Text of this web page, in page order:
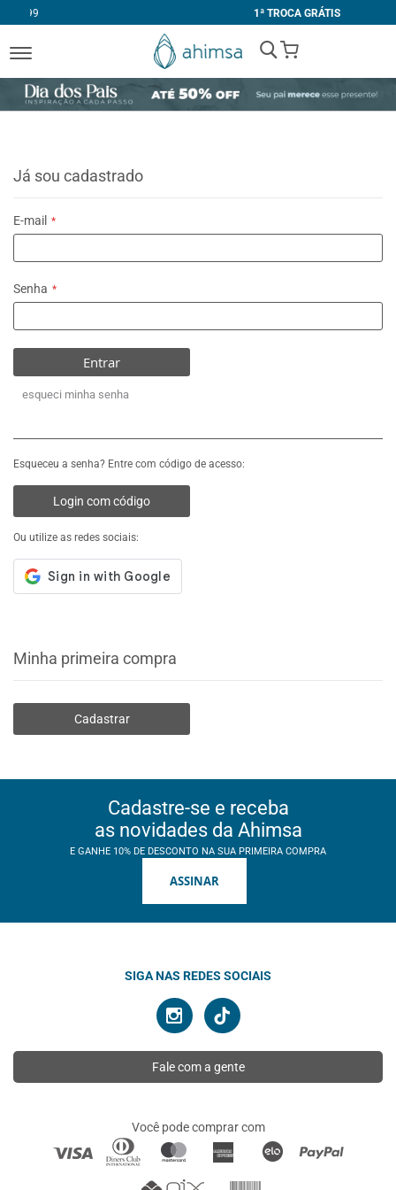
1ª TROCA GRÁTIS
My Cart
Já sou cadastrado
E-mail
Senha
Entrar
esqueci minha senha
Esqueceu a senha? Entre com código de acesso:
Login com código
Ou utilize as redes sociais:
Minha primeira compra
Cadastrar
Cadastre-se e receba
as novidades da Ahimsa
E GANHE 10% DE DESCONTO NA SUA PRIMEIRA COMPRA
ASSINAR
SIGA NAS REDES SOCIAIS
Fale com a gente
Você pode comprar com